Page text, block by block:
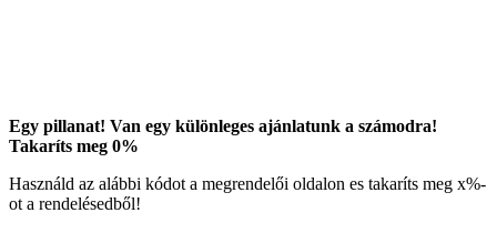
Egy pillanat! Van egy különleges ajánlatunk a számodra!
Takaríts meg 0%
Használd az alábbi kódot a megrendelői oldalon es takaríts meg x%-
ot a rendelésedből!